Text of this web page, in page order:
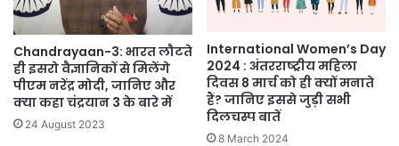
Chandrayaan-3: भारत लौटते
ही इसरो वैज्ञानिकों से मिलेंगे
पीएम नरेंद्र मोदी, जानिए और
क्या कहा चंद्रयान 3 के बारे में
24 August 2023
International Women’s Day
2024 : अंतरराष्‍ट्रीय महिला
दिवस 8 मार्च को ही क्‍यों मनाते
हैं? जानिए इससे जुड़ी सभी
दिलचस्प बातें
8 March 2024